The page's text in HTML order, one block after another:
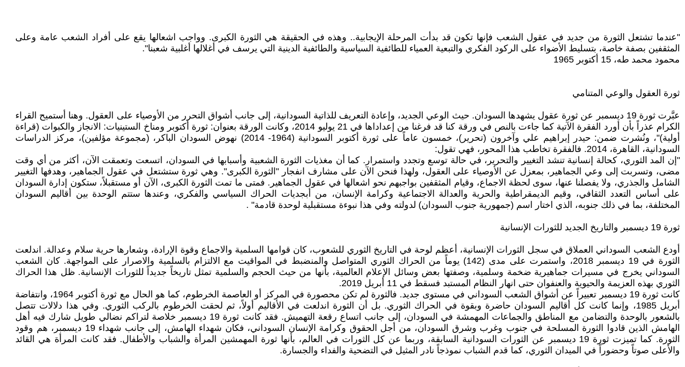
"عندما تشتعل الثورة من جديد في عقول الشعب فإنها تكون قد بدأت المرحلة الإيجابية.. وهذه في الحقيقة هي الثورة الكبرى. وواجب اشعالها يقع على أفراد الشعب عامة وعلى
المثقفين بصفة خاصة، بتسليط الأضواء على الركود الفكري والتبعية العمياء للطائفية السياسية والطائفية الدينية التي يرسف في أغلالها أغلبية شعبنا".
محمود محمد طه، 15 أكتوبر 1965
ثورة العقول والوعي المتنامي
عبَّرت ثورة 19 ديسمبر عن ثورة عقول يشهدها السودان. حيث الوعي الجديد، وإعادة التعريف للذاتية السودانية، إلى جانب أشواق التحرر من الأوصياء على العقول. وهنا أستميح القراء
الكرام عذراً بأن أورد الفقرة الآتية كما جاءت بالنص في ورقة كنا قد فرغنا من إعداداها في 21 يوليو 2014، وكانت الورقة بعنوان: ثورة أكتوبر ومناخ الستينيات: الانجاز والكبوات (قراءة
أولية)"، ونُشرت ضمن: حيدر إبراهيم علي وآخرون (تحرير)، خمسون عاماً على ثورة أكتوبر السودانية (1964- 2014) نهوض السودان الباكر، (مجموعة مؤلفين)، مركز الدراسات
السودانية، القاهرة، 2014. فالفقرة تخاطب هذا المحور، فهي تقول:
"إن المد الثوري، كحالة إنسانية تنشد التغيير والتحرير، في حالة توسع وتجدد واستمرار. كما أن مغذيات الثورة الشعبية وأسبابها في السودان، اتسعت وتعمقت الآن، أكثر من أي وقت
مضى، وتسربت إلى وعي الجماهير، بمعزل عن الأوصياء على العقول، ولهذا فنحن الآن على مشارف انفجار "الثورة الكبرى". وهي ثورة ستشتعل في عقول الجماهير، وهدفها التغيير
الشامل والجذري، ولا يفصلنا عنها، سوى لحظة الاجماع، وقيام المثقفين بواجبهم نحو اشعالها في عقول الجماهير. فمتى ما تمت الثورة الكبرى، الآن أو مستقبلاً، ستكون إدارة السودان
على أساس التعدد الثقافي، وقيم الديمقراطية والحرية والعدالة الاجتماعية وكرامة الإنسان، من أبجديات الحراك السياسي والفكري، وعندها ستتم الوحدة بين أقاليم السودان
المختلفة، بما في ذلك جنوبه، الذي اختار اسم (جمهورية جنوب السودان) لدولته وفي هذا نبوءة مستقبلية لوحدة قادمة" .
ثورة 19 ديسمبر والتاريخ الجديد للثورات الإنسانية
أودع الشعب السوداني العملاق في سجل الثورات الإنسانية، أعظم لوحة في التاريخ الثوري للشعوب، كان قوامها السلمية والاجماع وقوة الإرادة، وشعارها حرية سلام وعدالة. اندلعت
الثورة في 19 ديسمبر 2018، واستمرت على مدى (142) يوماً من الحراك الثوري المتواصل والمنضبط في المواقيت مع الالتزام بالسلمية والاصرار على المواجهة. كان الشعب
السوداني يخرج في مسيرات جماهيرية ضخمة وسلمية، وصفتها بعض وسائل الإعلام العالمية، بأنها من حيث الحجم والسلمية تمثل تاريخاً جديداً للثورات الإنسانية. ظل هذا الحراك
الثوري بهذه العزيمة والحيوية والعنفوان حتى انهار النظام المستبد فسقط في 11 أبريل 2019.
كانت ثورة 19 ديسمبر تعبيراً عن أشواق الشعب السوداني في مستوى جديد. فالثورة لم تكن محصورة في المركز أو العاصمة الخرطوم، كما هو الحال مع ثورة أكتوبر 1964، وانتفاضة
أبريل 1985، وإنما كانت كل أقاليم السودان حاضرة وبقوة في الحراك الثوري. بل أن الثورة اندلعت في الأقاليم أولاً، ثم لحقت الخرطوم بالركب الثوري. وفي هذا دلالات تتصل
بالشعور بالوحدة والتضامن مع المناطق والجماعات المهمشة في السودان، إلى جانب اتساع رقعة التهميش. فقد كانت ثورة 19 ديسمبر خلاصة لتراكم نضالي طويل شارك فيه أهل
الهامش الذين قادوا الثورة المسلحة في جنوب وغرب وشرق السودان، من أجل الحقوق وكرامة الإنسان السوداني، فكان شهداء الهامش، إلى جانب شهداء 19 ديسمبر، هم وقود
الثورة. كما تميزت ثورة 19 ديسمبر عن الثورات السودانية السابقة، وربما عن كل الثورات في العالم، بأنها ثورة المهمشين المرأة والشباب والأطفال. فقد كانت المرأة هي القائد
والأعلى صوتاً وحضوراً في الميدان الثوري، كما قدم الشباب نموذجاً نادر المثيل في التضحية والفداء والجسارة.